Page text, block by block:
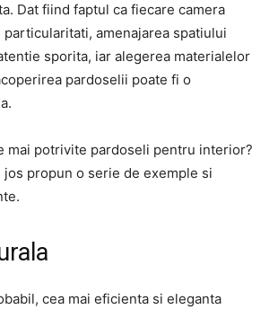
Dat fiind faptul ca fiecare camera
amenajarea spatiului
sporita, iar alegerea materialelor
pardoselii poate fi o
mai potrivite pardoseli pentru interior?
jos propun o serie de exemple si
cea mai eficienta si eleganta